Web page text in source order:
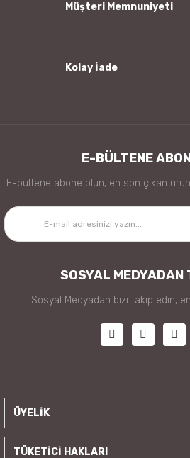
Müşteri Memnuniyeti
Kolay İade
E-BÜLTENE
E-bültene abone olun, en son çıkan
SOSYAL MEDYADAN
Sosyal Medyadan bizi takip edin,
ÜYELİK
TÜKETİCİ HAKLARI